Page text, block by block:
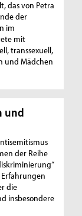
das von Petra
der
im
mit
transsexuell,
und Mädchen
und
der Reihe
die
insbesondere